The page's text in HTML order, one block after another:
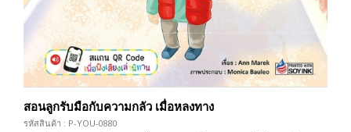
สอนลูกรับมือกับความกลัว เมื่อหลงทาง
รหัสสินค้า : P-YOU-0880